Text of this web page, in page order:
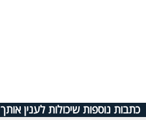
כתבות נוספות שיכולות לענין אותך